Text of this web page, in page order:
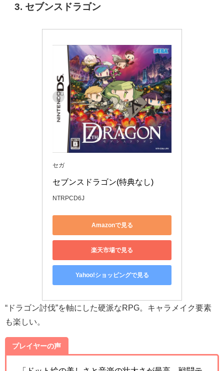
3. セブンスドラゴン
セガ
セブンスドラゴン(特典なし)
NTRPCD6J
Amazonで見る
楽天市場で見る
Yahoo!ショッピングで見る
“ドラゴン討伐”を軸にした硬派なRPG。キャラメイク要素
も楽しい。
プレイヤーの声